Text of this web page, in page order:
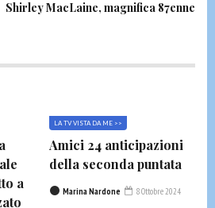
Shirley MacLaine, magnifica 87enne
a
LA TV VISTA DA ME >>
Amici 24 anticipazioni
della seconda puntata
Marina Nardone 8 Ottobre 2024